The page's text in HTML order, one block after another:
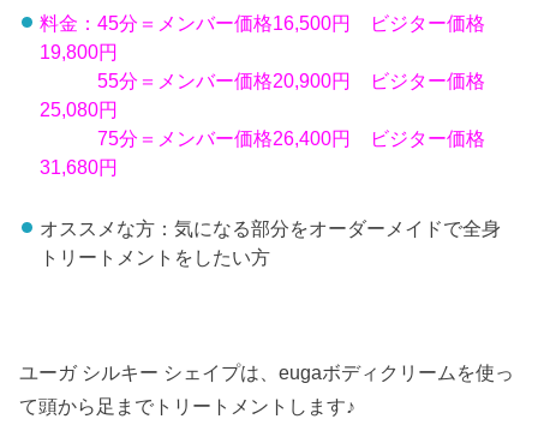
料金：45分＝メンバー価格16,500円 ビジター価格
19,800円
55分＝メンバー価格20,900円 ビジター価格
25,080円
75分＝メンバー価格26,400円 ビジター価格
31,680円
オススメな方：気になる部分をオーダーメイドで全身
トリートメントをしたい方
ユーガ シルキー シェイプは、eugaボディクリームを使っ
て頭から足までトリートメントします♪